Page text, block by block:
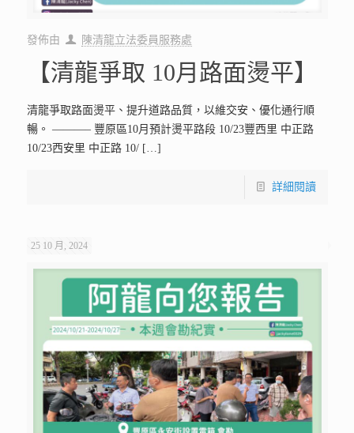
發佈由 陳清龍立法委員服務處
【清龍爭取 10月路面燙平】
清龍爭取路面燙平、提升道路品質，以維交安、優化通行順
暢。 ———– 豐原區10月預計燙平路段 10/23豐西里 中正路
10/23西安里 中正路 10/[…]
詳細閱讀
25 10 月, 2024